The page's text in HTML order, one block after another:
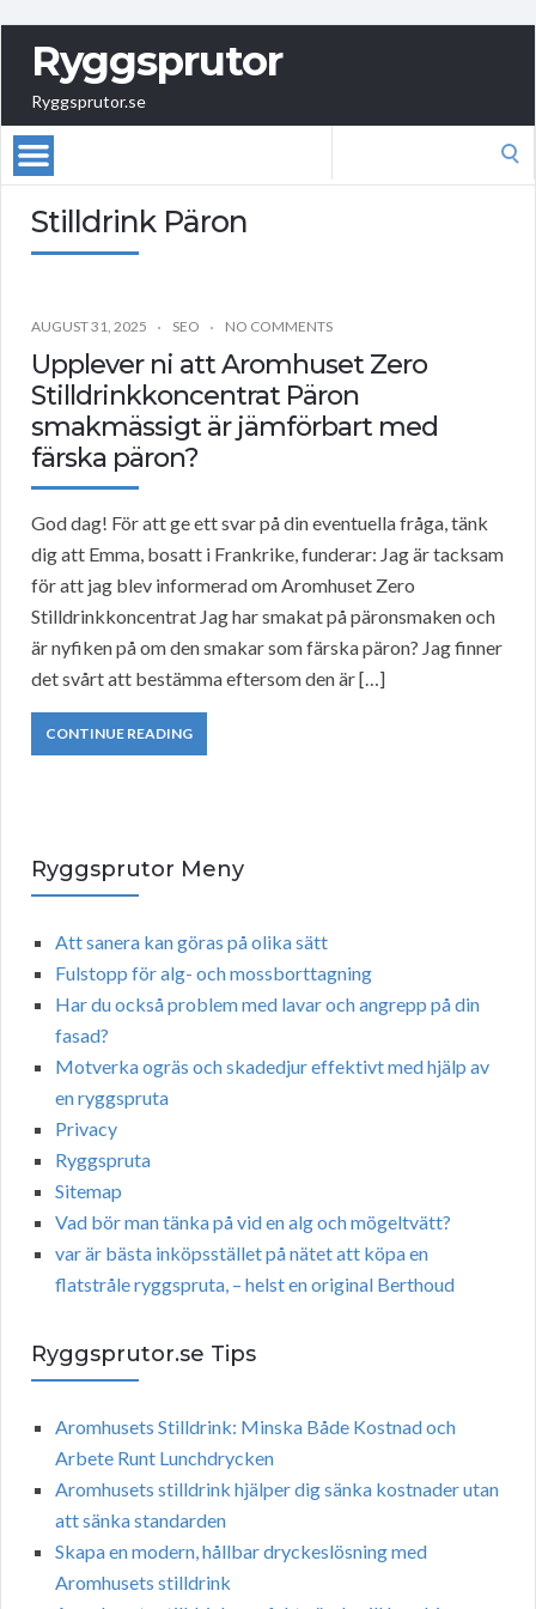
Ryggsprutor
Ryggsprutor.se
Stilldrink Päron
AUGUST 31, 2025 SEO NO COMMENTS
Upplever ni att Aromhuset Zero
Stilldrinkkoncentrat Päron
smakmässigt är jämförbart med
färska päron?
God dag! För att ge ett svar på din eventuella fråga, tänk
dig att Emma, bosatt i Frankrike, funderar: Jag är tacksam
för att jag blev informerad om Aromhuset Zero
Stilldrinkkoncentrat Jag har smakat på päronsmaken och
är nyfiken på om den smakar som färska päron? Jag finner
det svårt att bestämma eftersom den är […]
CONTINUE READING
Ryggsprutor Meny
Att sanera kan göras på olika sätt
Fulstopp för alg- och mossborttagning
Har du också problem med lavar och angrepp på din
fasad?
Motverka ogräs och skadedjur effektivt med hjälp av
en ryggspruta
Privacy
Ryggspruta
Sitemap
Vad bör man tänka på vid en alg och mögeltvätt?
var är bästa inköpsstället på nätet att köpa en
flatstråle ryggspruta, – helst en original Berthoud
Ryggsprutor.se Tips
Aromhusets Stilldrink: Minska Både Kostnad och
Arbete Runt Lunchdrycken
Aromhusets stilldrink hjälper dig sänka kostnader utan
att sänka standarden
Skapa en modern, hållbar dryckeslösning med
Aromhusets stilldrink